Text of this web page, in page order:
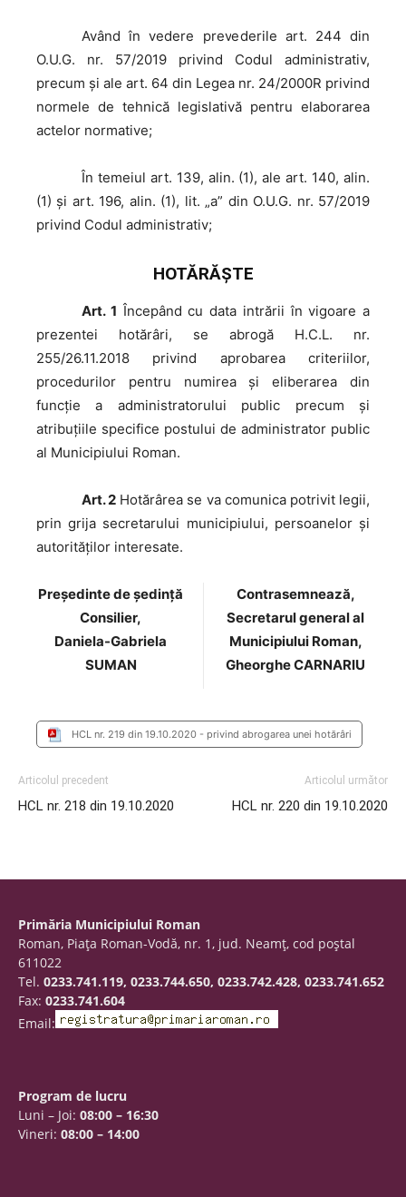
Având în vedere prevederile art. 244 din
O.U.G. nr. 57/2019 privind Codul administrativ,
precum și ale art. 64 din Legea nr. 24/2000R privind
normele de tehnică legislativă pentru elaborarea
actelor normative;
În temeiul art. 139, alin. (1), ale art. 140, alin.
(1) și art. 196, alin. (1), lit. „a” din O.U.G. nr. 57/2019
privind Codul administrativ;
HOTĂRĂŞTE
Art. 1 Începând cu data intrării în vigoare a
prezentei hotărâri, se abrogă H.C.L. nr.
255/26.11.2018 privind aprobarea criteriilor,
procedurilor pentru numirea și eliberarea din
funcție a administratorului public precum și
atribuțiile specifice postului de administrator public
al Municipiului Roman.
Art. 2 Hotărârea se va comunica potrivit legii,
prin grija secretarului municipiului, persoanelor şi
autorităţilor interesate.
Preşedinte de şedinţă
Consilier,
Daniela-Gabriela
SUMAN
Contrasemnează,
Secretarul general al
Municipiului Roman,
Gheorghe CARNARIU
HCL nr. 219 din 19.10.2020 - privind abrogarea unei hotărâri
Articolul precedent
HCL nr. 218 din 19.10.2020
Articolul următor
HCL nr. 220 din 19.10.2020
Primăria Municipiului Roman
Roman, Piaţa Roman-Vodă, nr. 1, jud. Neamţ, cod poştal
611022
Tel. 0233.741.119, 0233.744.650, 0233.742.428, 0233.741.652
Fax: 0233.741.604
Email:
Program de lucru
Luni – Joi: 08:00 – 16:30
Vineri: 08:00 – 14:00